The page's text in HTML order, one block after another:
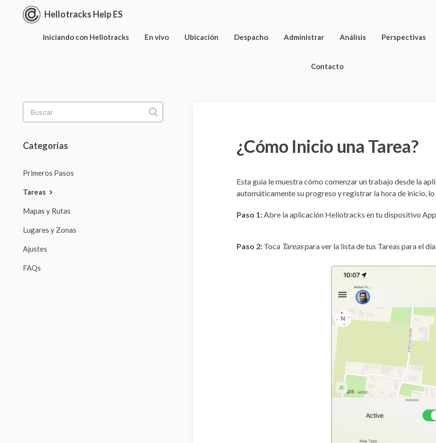
Hellotracks Help ES
Iniciando con Hellotracks En vivo Ubicación Despacho Administrar Análisis Perspectivas
Contacto
¿Cómo Inicio una Tarea?
Esta guía le muestra cómo comenzar un trabajo desde la
automáticamente su progreso y registrar la hora de inicio,
Paso 1:Abre la aplicación Hellotracks en tu dispositivo
Paso 2: Toca Tareaspara ver la lista de tus Tareas para el
Toggle
Search
Categorías
Primeros Pasos
Tareas
Mapas y Rutas
Lugares y Zonas
Ajustes
FAQs